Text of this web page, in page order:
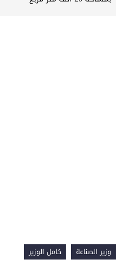
وزير الصناعة كامل الوزير